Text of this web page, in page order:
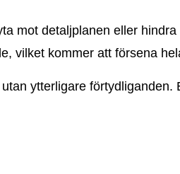
mot detaljplanen eller
vilket kommer att försena
ytterligare förtydliganden.